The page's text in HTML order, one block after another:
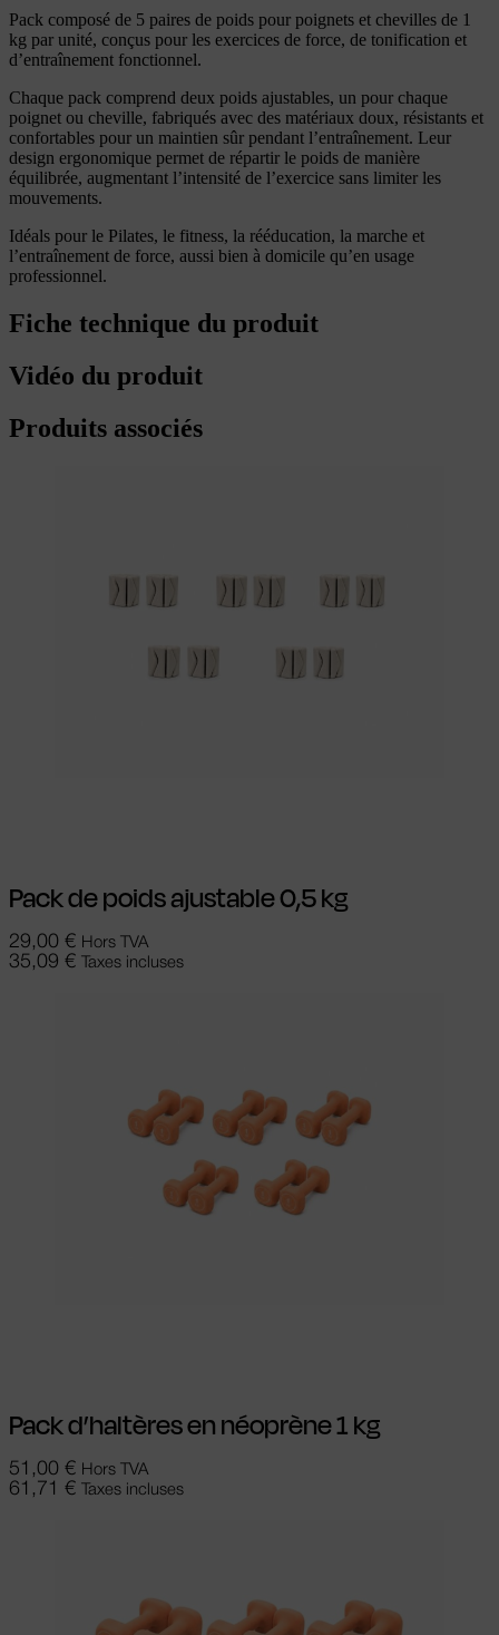
Pack composé de 5 paires de poids pour poignets et chevilles de 1
kg par unité, conçus pour les exercices de force, de tonification et
d’entraînement fonctionnel.
Chaque pack comprend deux poids ajustables, un pour chaque
poignet ou cheville, fabriqués avec des matériaux doux, résistants et
confortables pour un maintien sûr pendant l’entraînement. Leur
design ergonomique permet de répartir le poids de manière
équilibrée, augmentant l’intensité de l’exercice sans limiter les
mouvements.
Idéals pour le Pilates, le fitness, la rééducation, la marche et
l’entraînement de force, aussi bien à domicile qu’en usage
professionnel.
Fiche technique du produit
Vidéo du produit
Produits associés
Pack de poids ajustable 0,5 kg
29,00 € Hors TVA
35,09 € Taxes incluses
Pack d’haltères en néoprène 1 kg
51,00 € Hors TVA
61,71 € Taxes incluses